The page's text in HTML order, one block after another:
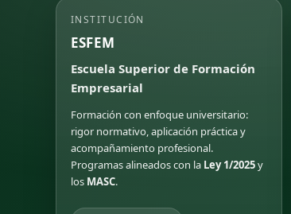
INSTITUCIÓN
ESFEM
Escuela Superior de Formación
Empresarial
Formación con enfoque universitario:
rigor normativo, aplicación práctica y
acompañamiento profesional.
Programas alineados con la Ley 1/2025y
los MASC.